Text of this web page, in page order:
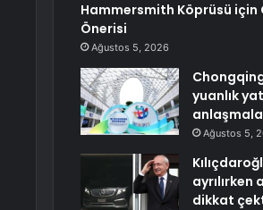
Hammersmith Köprüsü için
Önerisi
Ağustos 5, 2026
yuanlık
Ağustos 5,
ayrılırken
dikkat